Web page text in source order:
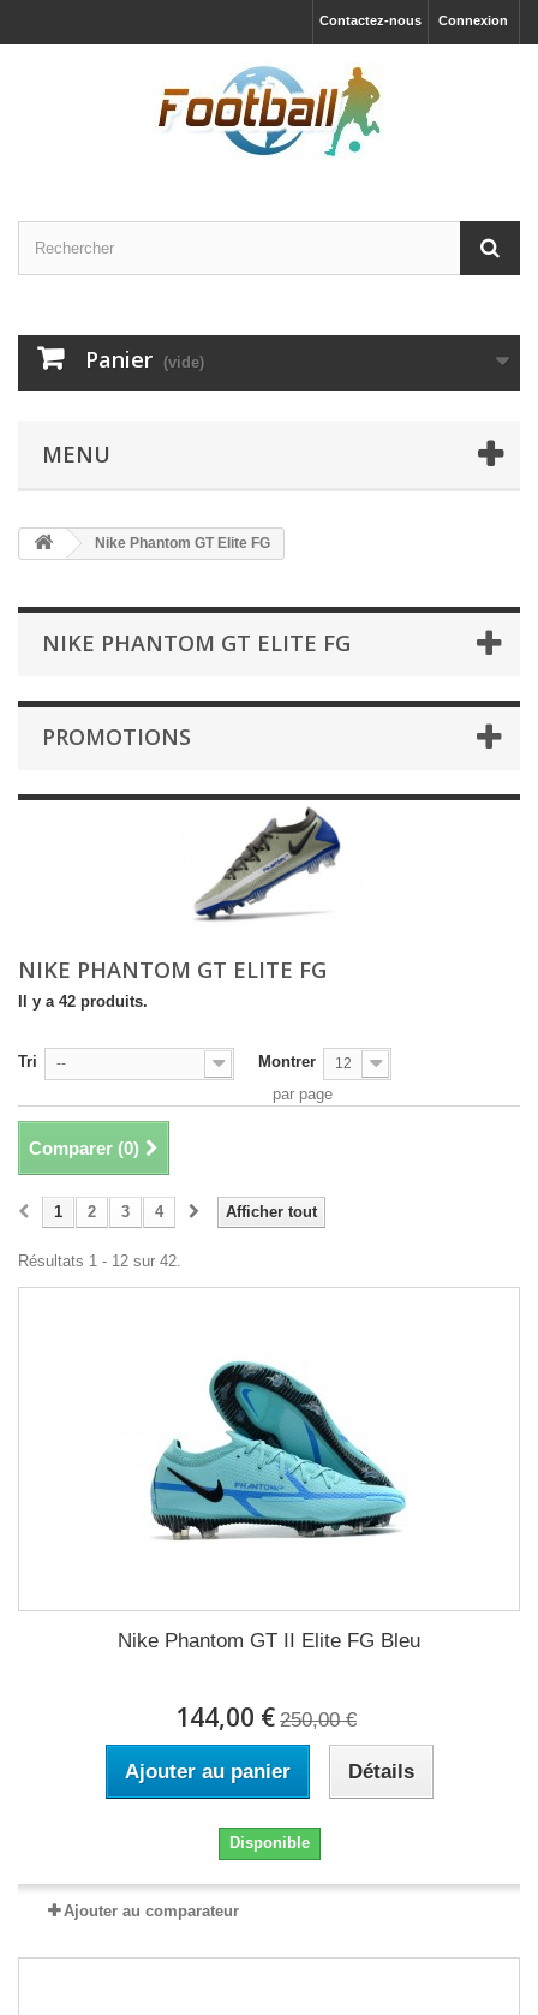
Connexion
Contactez-nous
Panier (vide)
MENU
Nike Phantom GT Elite FG
NIKE PHANTOM GT ELITE FG
PROMOTIONS
NIKE PHANTOM GT ELITE FG
Il y a 42 produits.
Tri -- Montrer 12
par page
Comparer (0)
Afficher tout
1 2 3 4
Résultats 1 - 12 sur 42.
Nike Phantom GT II Elite FG Bleu
144,00 € 250,00 €
Ajouter au panier Détails
Disponible
Ajouter au comparateur